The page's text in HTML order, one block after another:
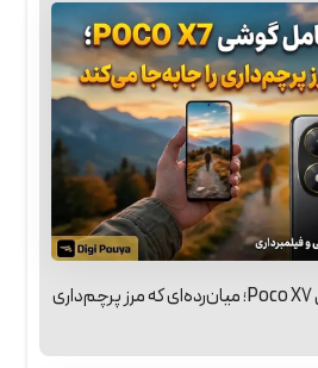
نقد و بررسی کامل گوشی Poco X7؛ میان‌رده‌ای که مرز پرچم‌داری